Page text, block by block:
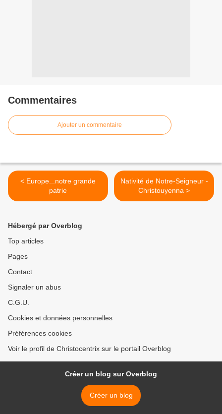
Commentaires
Ajouter un commentaire
< Europe...notre grande
patrie
Nativité de Notre-Seigneur -
Christouyenna >
Hébergé par Overblog
Top articles
Pages
Contact
Signaler un abus
C.G.U.
Cookies et données personnelles
Préférences cookies
Voir le profil de Christocentrix sur le portail Overblog
Créer un blog sur Overblog
Créer un blog